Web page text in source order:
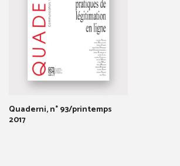
Quaderni, n° 93/printemps
2017